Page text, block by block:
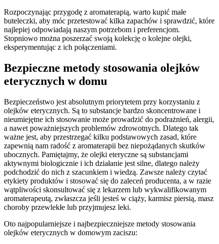
Rozpoczynając przygodę z aromaterapią, warto kupić małe
buteleczki, aby móc przetestować kilka zapachów i sprawdzić, które
najlepiej odpowiadają naszym potrzebom i preferencjom.
Stopniowo można poszerzać swoją kolekcję o kolejne olejki,
eksperymentując z ich połączeniami.
Bezpieczne metody stosowania olejków
eterycznych w domu
Bezpieczeństwo jest absolutnym priorytetem przy korzystaniu z
olejków eterycznych. Są to substancje bardzo skoncentrowane i
nieumiejętne ich stosowanie może prowadzić do podrażnień, alergii,
a nawet poważniejszych problemów zdrowotnych. Dlatego tak
ważne jest, aby przestrzegać kilku podstawowych zasad, które
zapewnią nam radość z aromaterapii bez niepożądanych skutków
ubocznych. Pamiętajmy, że olejki eteryczne są substancjami
aktywnymi biologicznie i ich działanie jest silne, dlatego należy
podchodzić do nich z szacunkiem i wiedzą. Zawsze należy czytać
etykiety produktów i stosować się do zaleceń producenta, a w razie
wątpliwości skonsultować się z lekarzem lub wykwalifikowanym
aromaterapeutą, zwłaszcza jeśli jesteś w ciąży, karmisz piersią, masz
choroby przewlekłe lub przyjmujesz leki.
Oto najpopularniejsze i najbezpieczniejsze metody stosowania
olejków eterycznych w domowym zaciszu: